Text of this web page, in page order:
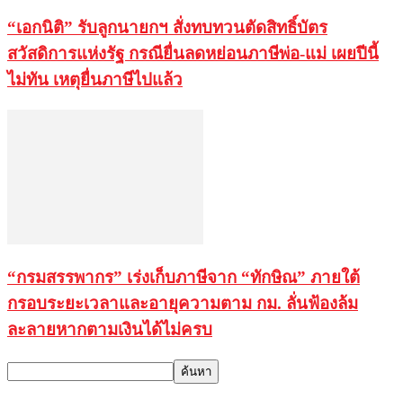
“เอกนิติ” รับลูกนายกฯ สั่งทบทวนตัดสิทธิ์บัตร
สวัสดิการแห่งรัฐ กรณียื่นลดหย่อนภาษีพ่อ-แม่ เผยปีนี้
ไม่ทัน เหตุยื่นภาษีไปแล้ว
“กรมสรรพากร” เร่งเก็บภาษีจาก “ทักษิณ” ภายใต้
กรอบระยะเวลาและอายุความตาม กม. ลั่นฟ้องล้ม
ละลายหากตามเงินได้ไม่ครบ